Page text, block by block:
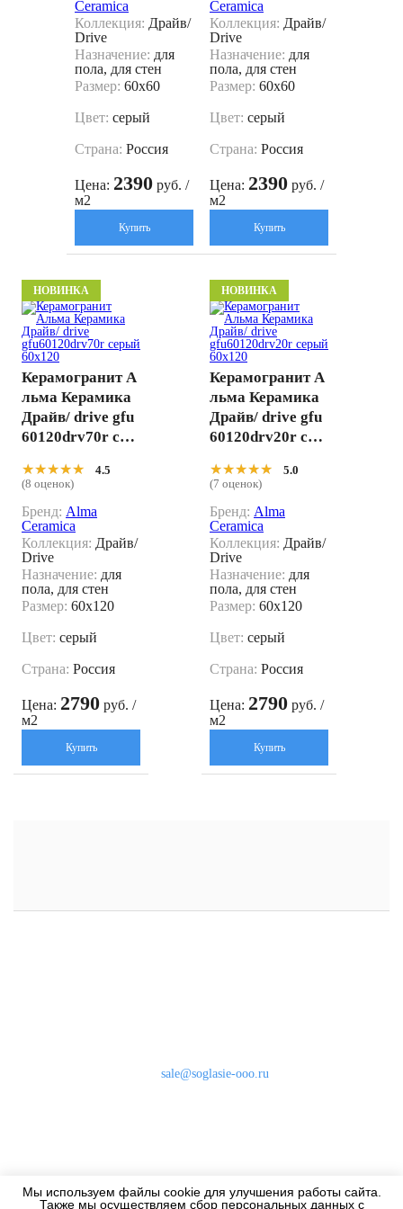
Ceramica
Коллекция: Драйв/
Drive
Назначение: для
пола, для стен
Размер: 60x60
Цвет: серый
Страна: Россия
Цена: 2390 руб. /
м2
Купить
Ceramica
Коллекция: Драйв/
Drive
Назначение: для
пола, для стен
Размер: 60x60
Цвет: серый
Страна: Россия
Цена: 2390 руб. /
м2
Купить
НОВИНКА
Керамогранит А
льма Керамика
Драйв/ drive gfu
60120drv70r сер
★★★★★
★★★★★
4.5
(8 оценок)
Бренд: Alma
Ceramica
Коллекция: Драйв/
Drive
Назначение: для
пола, для стен
Размер: 60x120
Цвет: серый
Страна: Россия
Цена: 2790 руб. /
м2
Купить
НОВИНКА
Керамогранит А
льма Керамика
Драйв/ drive gfu
60120drv20r сер
★★★★★
★★★★★
5.0
(7 оценок)
Бренд: Alma
Ceramica
Коллекция: Драйв/
Drive
Назначение: для
пола, для стен
Размер: 60x120
Цвет: серый
Страна: Россия
Цена: 2790 руб. /
м2
Купить
Мы используем файлы cookie для улучшения работы сайта.
Также мы осуществляем сбор персональных данных с
sale@soglasie-ooo.ru
Дизайнерам